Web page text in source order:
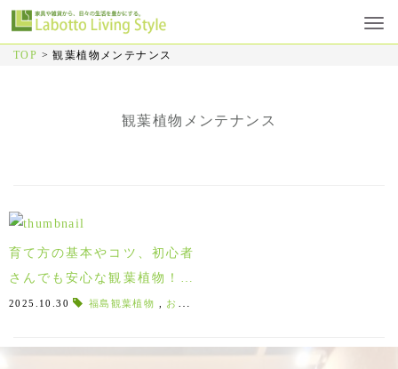
TOP >観葉植物メンテナンス
観葉植物メンテナンス
育て方の基本やコツ、初心者
さんでも安心な観葉植物！郡
山で買えるオススメをお教え
2025.10.30 福島観葉植物 お祝い観葉植物